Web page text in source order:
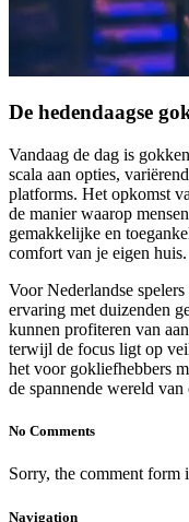
De hedendaagse
Vandaag de dag is
scala aan opties,
platforms. Het opkomst
de manier waarop
gemakkelijke en
comfort van je eigen huis.
Voor Nederlandse
ervaring met duizenden
kunnen profiteren van
terwijl de focus ligt op
het voor gokliefhebbers
de spannende wereld
No Comments
Sorry, the comment form
Navigation